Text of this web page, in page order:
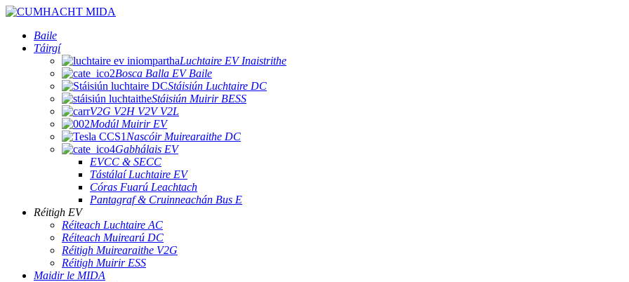
Baile
Táirgí
Luchtaire EV Inaistrithe
Bosca Balla EV Baile
Stáisiún Luchtaire DC
Stáisiún Muirir BESS
V2G V2H V2V V2L
Modúl Muirir EV
Nascóir Muirearaithe DC
Gabhálais EV
EVCC & SECC
Tástálaí Luchtaire EV
Córas Fuarú Leachtach
Pantagraf & Cruinneachán Bus E
Réitigh EV
Réiteach Luchtaire AC
Réiteach Muirearú DC
Réitigh Muirearaithe V2G
Réitigh Muirir ESS
Maidir le MIDA